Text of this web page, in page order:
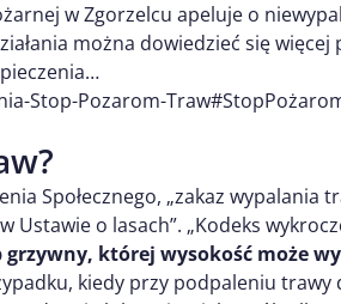
w Zgorzelcu apeluje o
można dowiedzieć się więcej
Stop-Pozarom-
Społecznego, „zakaz wypalania
o lasach”. „Kodeks
której wysokość może
kiedy przy podpaleniu trawy